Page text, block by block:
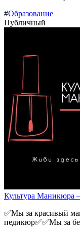
#Образование
Публичный
Культура Маникюра
✅Мы за красивый
педикюр✅✅Мы за